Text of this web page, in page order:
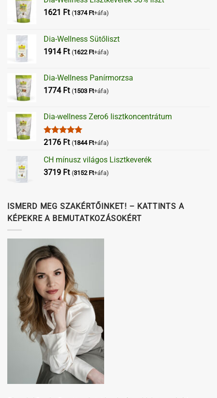
1621 Ft (1374 Ft+áfa)
Dia-Wellness Sütőliszt
1914 Ft (1622 Ft+áfa)
Dia-Wellness Panírmorzsa
1774 Ft (1503 Ft+áfa)
Dia-wellness Zero6 lisztkoncentrátum
Értékelés:
2176 Ft (1844 Ft+áfa)
CH mínusz világos Lisztkeverék
3719 Ft (3152 Ft+áfa)
ISMERD MEG SZAKÉRTŐINKET! – KATTINTS A
KÉPEKRE A BEMUTATKOZÁSOKÉRT